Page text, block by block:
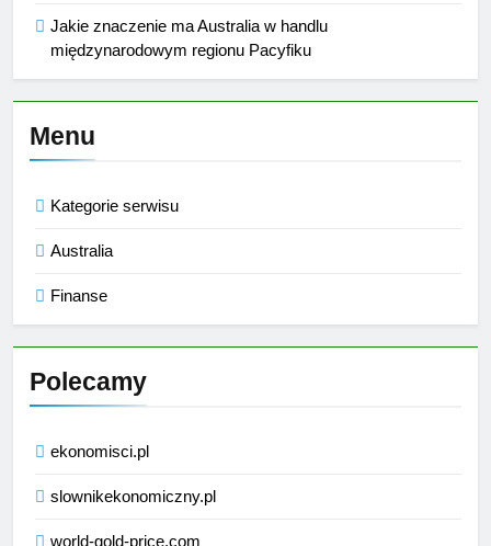
Jakie znaczenie ma Australia w handlu
międzynarodowym regionu Pacyfiku
Menu
Kategorie serwisu
Australia
Finanse
Polecamy
ekonomisci.pl
slownikekonomiczny.pl
world-gold-price.com